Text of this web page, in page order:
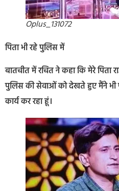
Oplus_131072
पिता भी रहे पुलिस में
बातचीत में रचित ने कहा कि मेरे पिता
पुलिस की सेवाओं को देखते हुए मैंने भी
कार्य कर रहा हूं।